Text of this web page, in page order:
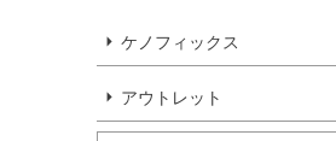
ケノフィックス
アウトレット